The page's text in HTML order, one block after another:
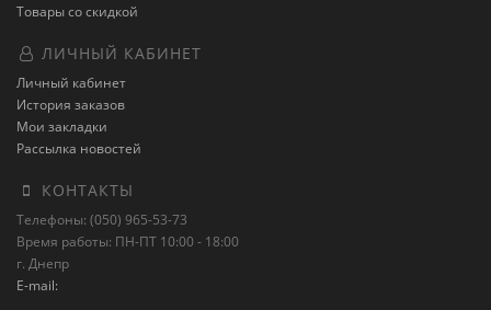
Товары со скидкой
ЛИЧНЫЙ КАБИНЕТ
Личный кабинет
История заказов
Мои закладки
Рассылка новостей
КОНТАКТЫ
Телефоны: (050) 965-53-73
Время работы: ПН-ПТ 10:00 - 18:00
г. Днепр
E-mail: